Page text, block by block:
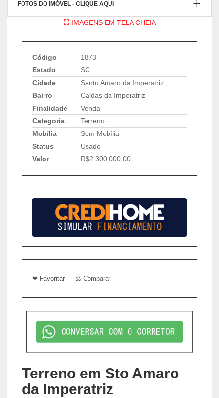
FOTOS DO IMÓVEL - CLIQUE AQUI
IMAGENS EM TELA CHEIA
Código
1873
Estado
SC
Cidade
Santo Amaro da Imperatriz
Bairro
Caldas da Imperatriz
Finalidade
Venda
Categoria
Terreno
Mobília
Sem Mobília
Status
Usado
Valor
R$2.300.000,00
❤ Favoritar ⚖ Comparar
Terreno em Sto Amaro
da Imperatriz